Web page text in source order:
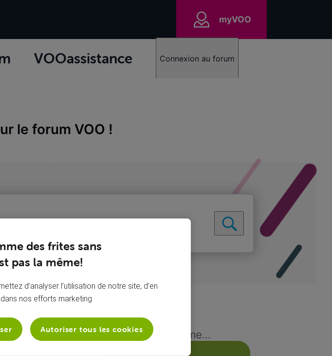
myVOO
VOOassistance Connexion au forum
le forum VOO !
Nouveau cable de raccordeme...
des frites sans
pas la même!
d’analyser l’utilisation de notre site, d’en
nos efforts marketing.
Autoriser tous les cookies